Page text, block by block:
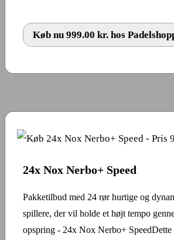
Køb nu 999.00 kr. hos
24x Nox Nerbo+ Speed
Pakketilbud med 24 rør hurtige og
spillere, der vil holde et højt tempo
opspring - 24x Nox Nerbo+